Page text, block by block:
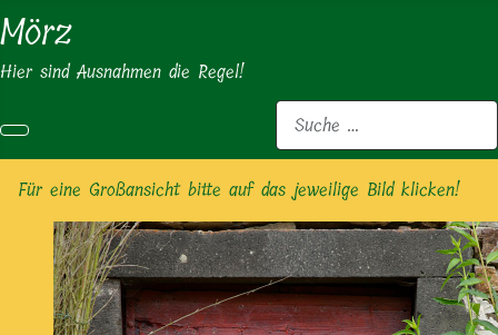
Mörz
Hier sind Ausnahmen die Regel!
Suchen
Für eine Großansicht bitte auf das jeweilige Bild klicken!